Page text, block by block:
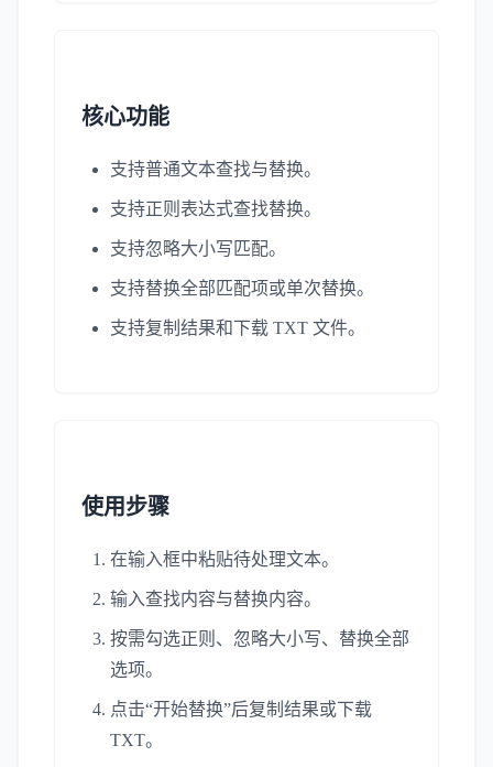
核心功能
支持普通文本查找与替换。
支持正则表达式查找替换。
支持忽略大小写匹配。
支持替换全部匹配项或单次替换。
支持复制结果和下载 TXT 文件。
使用步骤
在输入框中粘贴待处理文本。
输入查找内容与替换内容。
按需勾选正则、忽略大小写、替换全部
选项。
点击“开始替换”后复制结果或下载
TXT。